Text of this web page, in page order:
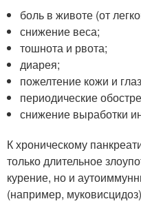
боль в животе (от
снижение веса;
тошнота и рвота;
диарея;
пожелтение кожи и
периодические
снижение выработки
К хроническому
только длительное
курение, но и
(например,